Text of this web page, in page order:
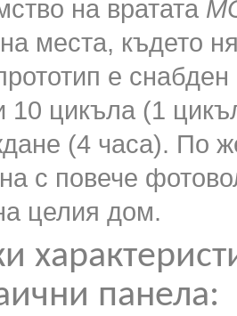
на вратата
места, където
е
10 цикъла (1
(4 часа). По
с повече
целия дом.
панела: